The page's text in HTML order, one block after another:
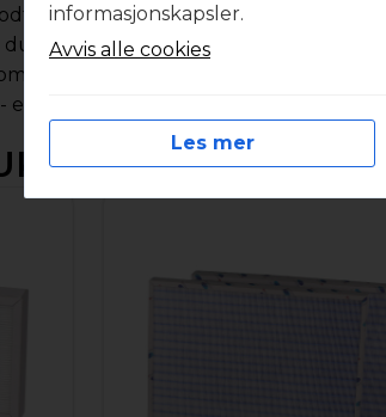
egnet når du ønsker et godt
du velger filtersett med høyest mulig
sikrer lavest mulig energiforbruk
eller plastramme. Produktbildet kan
informasjonskapsler.
Avvis alle cookies
Les mer